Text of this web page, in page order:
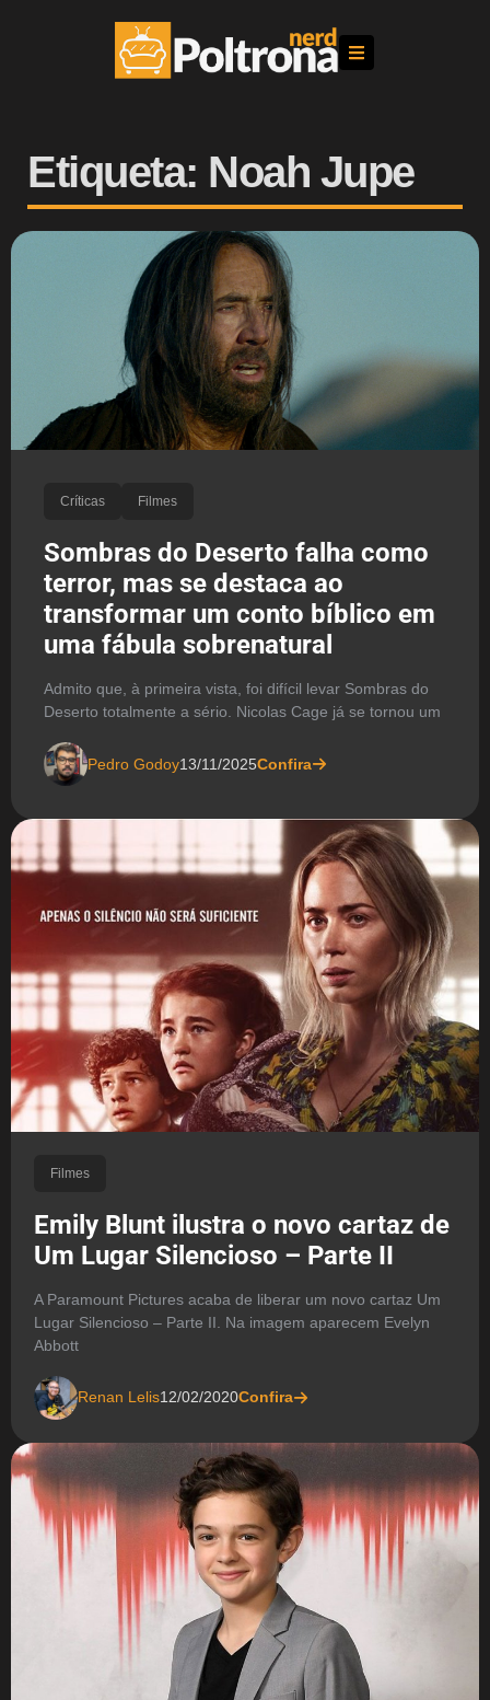
Etiqueta: Noah Jupe
Críticas Filmes
Sombras do Deserto falha como
terror, mas se destaca ao
transformar um conto bíblico em
uma fábula sobrenatural
Admito que, à primeira vista, foi difícil levar Sombras do
Deserto totalmente a sério. Nicolas Cage já se tornou um
Pedro Godoy13/11/2025Confira
Filmes
Emily Blunt ilustra o novo cartaz de
Um Lugar Silencioso – Parte II
A Paramount Pictures acaba de liberar um novo cartaz Um
Lugar Silencioso – Parte II. Na imagem aparecem Evelyn
Abbott
Renan Lelis12/02/2020Confira